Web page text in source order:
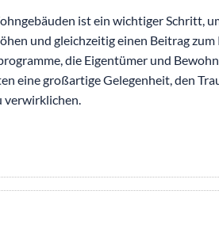
ist ein wichtiger Schritt,
und gleichzeitig einen Beitrag
die Eigentümer und
eine großartige Gelegenheit, den
verwirklichen.